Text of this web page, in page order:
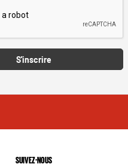
S'inscrire
SUIVEZ-NOUS